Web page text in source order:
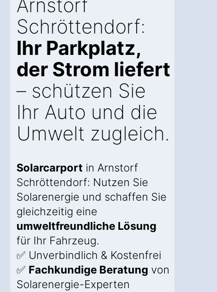
Arnstorf
Schröttendorf:
Ihr Parkplatz,
der Strom liefert
– schützen Sie
Ihr Auto und die
Umwelt zugleich.
Solarcarport in Arnstorf
Schröttendorf: Nutzen Sie
Solarenergie und schaffen Sie
gleichzeitig eine
umweltfreundliche Lösung
für Ihr Fahrzeug.
✅ Unverbindlich & Kostenfrei
✅ Fachkundige Beratung von
Solarenergie-Experten